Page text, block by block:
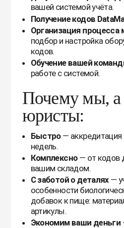
вашей системой учёта.
Получение кодов
Организация процесса
подбор и настройка
кодов.
Обучение вашей
работе с системой.
Почему мы,
юристы:
Быстро— аккредитация
недель.
Комплексно— от кодов
вашим складом.
С заботой о деталях—
особенности
добавок к пище:
артикулы.
Экономим ваши деньги